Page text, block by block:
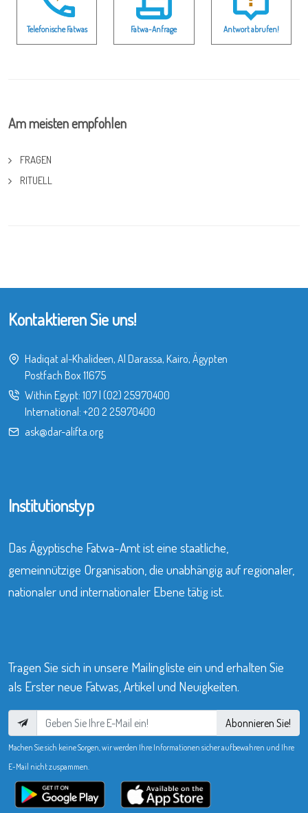
Telefonische Fatwas Fatwa-Anfrage Antwort abrufen!
Am meisten empfohlen
FRAGEN
RITUELL
Kontaktieren Sie uns!
Hadiqat al-Khalideen, Al Darassa, Kairo, Ägypten
Postfach Box 11675
Within Egypt: 107| (02) 25970400
International: +20 2 25970400
ask@dar-alifta.org
Institutionstyp
Das Ägyptische Fatwa-Amt ist eine staatliche,
gemeinnützige Organisation, die unabhängig auf regionaler,
nationaler und internationaler Ebene tätig ist.
Tragen Sie sich in unsere Mailingliste ein und erhalten Sie
als Erster neue Fatwas, Artikel und Neuigkeiten.
Abonnieren Sie!
Machen Sie sich keine Sorgen, wir werden Ihre Informationen sicher aufbewahren und Ihre
E-Mail nicht zuspammen.